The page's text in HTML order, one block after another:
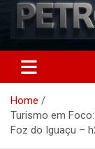
Petróleo
notícias
Home
Turismo em
Foz do Iguaçu –